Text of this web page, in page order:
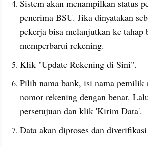
Sistem akan menampilkan status
penerima BSU. Jika dinyatakan
pekerja bisa melanjutkan ke tahap
memperbarui rekening.
Klik "Update Rekening di Sini".
Pilih nama bank, isi nama pemilik
nomor rekening dengan benar.
persetujuan dan klik 'Kirim Data'.
Data akan diproses dan